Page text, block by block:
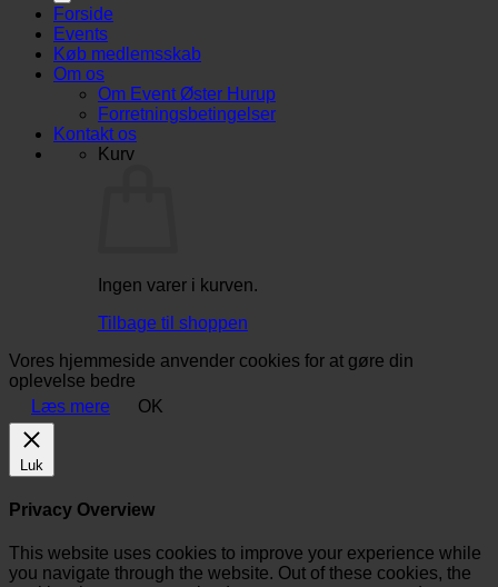
Forside
Events
Køb medlemsskab
Om os
Om Event Øster Hurup
Forretningsbetingelser
Kontakt os
Kurv
Ingen varer i kurven.
Tilbage til shoppen
Vores hjemmeside anvender cookies for at gøre din
oplevelse bedre
Læs mere
OK
Luk
Privacy Overview
This website uses cookies to improve your experience while
you navigate through the website. Out of these cookies, the